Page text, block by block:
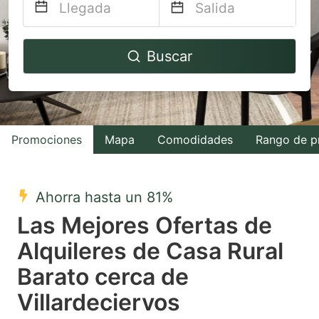
Navigate
to
interact
with
the
select
a
date.
Press
question
Navigate
to
interact
with
the
a
date.
Buscar
Promociones Mapa Comodidades Rango de
Ahorra hasta un 81%
Las Mejores Ofertas de
Alquileres de Casa Rural
Barato cerca de
Villardeciervos